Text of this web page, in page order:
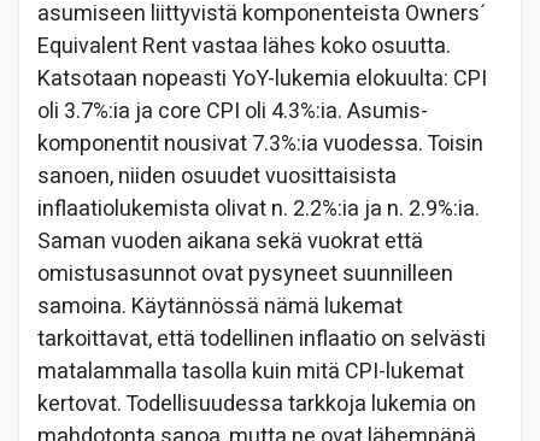
asumiseen liittyvistä komponenteista Owners´
Equivalent Rent vastaa lähes koko osuutta.
Katsotaan nopeasti YoY-lukemia elokuulta: CPI
oli 3.7%:ia ja core CPI oli 4.3%:ia. Asumis-
komponentit nousivat 7.3%:ia vuodessa. Toisin
sanoen, niiden osuudet vuosittaisista
inflaatiolukemista olivat n. 2.2%:ia ja n. 2.9%:ia.
Saman vuoden aikana sekä vuokrat että
omistusasunnot ovat pysyneet suunnilleen
samoina. Käytännössä nämä lukemat
tarkoittavat, että todellinen inflaatio on selvästi
matalammalla tasolla kuin mitä CPI-lukemat
kertovat. Todellisuudessa tarkkoja lukemia on